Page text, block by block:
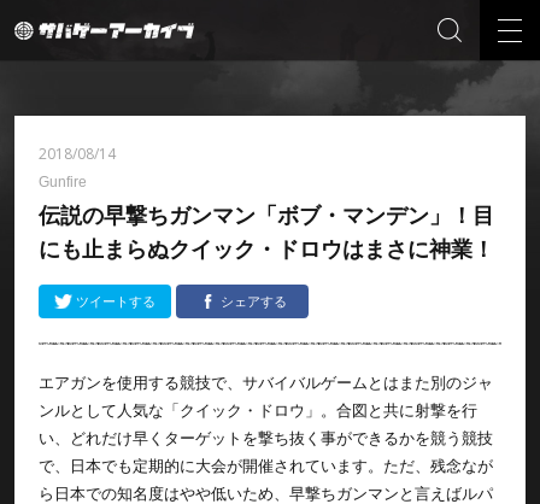
2018/08/14
Gunfire
伝説の早撃ちガンマン「ボブ・マンデン」！目
にも止まらぬクイック・ドロウはまさに神業！
ツイートする シェアする
エアガンを使用する競技で、サバイバルゲームとはまた別のジャ
ンルとして人気な「クイック・ドロウ」。合図と共に射撃を行
い、どれだけ早くターゲットを撃ち抜く事ができるかを競う競技
で、日本でも定期的に大会が開催されています。ただ、残念なが
ら日本での知名度はやや低いため、早撃ちガンマンと言えばルパ